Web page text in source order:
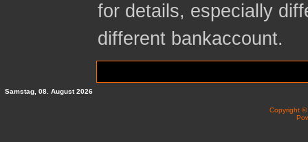
for details, especially
different bankaccount.
Samstag, 08. August 2026
Copyright